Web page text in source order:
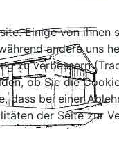
Einige von ihnen
andere uns
zu verbessern
ob Sie die
dass bei einer
der Seite zur